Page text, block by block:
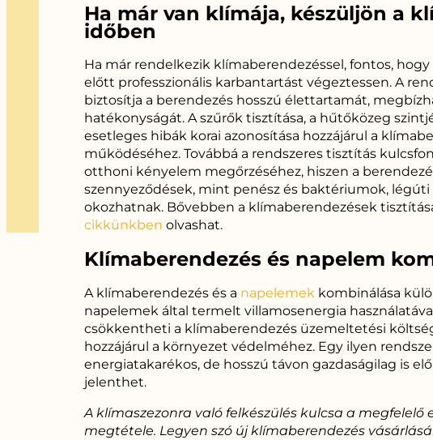
Ha már van klímája, készüljön a
időben
Ha már rendelkezik klímaberendezéssel, fontos,
előtt professzionális karbantartást végeztessen. A
biztosítja a berendezés hosszú élettartamát,
hatékonyságát. A szűrők tisztítása, a hűtőközeg
esetleges hibák korai azonosítása hozzájárul a
működéséhez. Továbbá a rendszeres tisztítás
otthoni kényelem megőrzéséhez, hiszen a
szennyeződések, mint penész és baktériumok,
okozhatnak. Bővebben a klímaberendezések
cikkünkben olvashat.
Klímaberendezés és napelem
A klímaberendezés és a napelemekkombinálása
napelemek által termelt villamosenergia
csökkentheti a klímaberendezés üzemeltetési
hozzájárul a környezet védelméhez. Egy ilyen
energiatakarékos, de hosszú távon gazdaságilag is
jelenthet.
A klímaszezonra való felkészülés kulcsa a megfelelő
megtétele. Legyen szó új klímaberendezés